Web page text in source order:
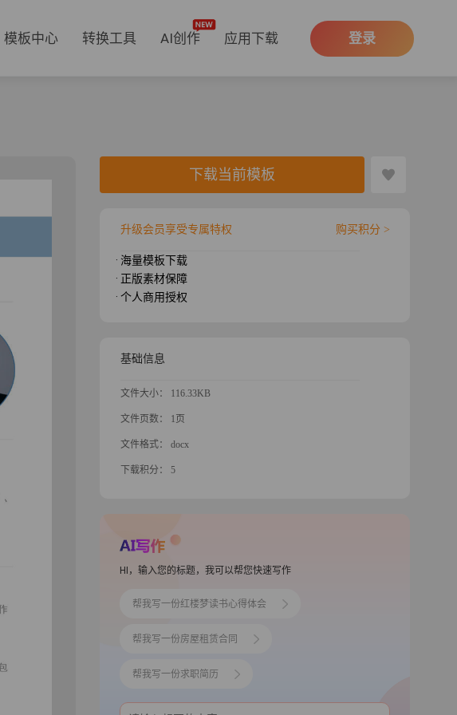
模板中心 转换工具 AI创作 应用下载 登录
下载当前模板
升级会员享受专属特权 购买积分 >
· 海量模板下载
· 正版素材保障
· 个人商用授权
基础信息
文件大小： 116.33KB
文件页数： 1页
文件格式： docx
下载积分： 5
HI，输入您的标题，我可以帮您快速写作
帮我写一份红楼梦读书心得体会
帮我写一份房屋租赁合同
帮我写一份求职简历